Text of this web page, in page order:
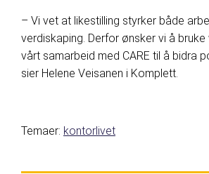
– Vi vet at likestilling styrker både
verdiskaping. Derfor ønsker vi å
vårt samarbeid med CARE til å bidra
sier Helene Veisanen i Komplett.
Temaer: kontorlivet